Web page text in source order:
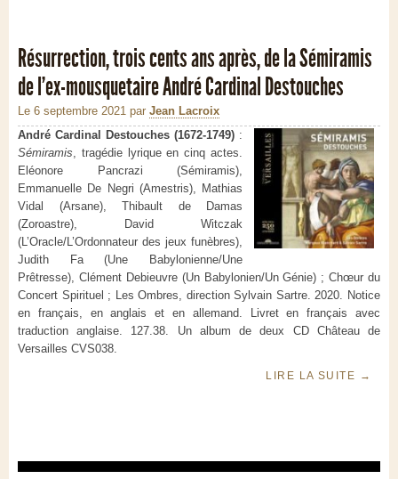
Résurrection, trois cents ans après, de la Sémiramis
de l’ex-mousquetaire André Cardinal Destouches
Le 6 septembre 2021 par Jean Lacroix
André Cardinal Destouches (1672-1749) :
Sémiramis, tragédie lyrique en cinq actes.
Eléonore Pancrazi (Sémiramis),
Emmanuelle De Negri (Amestris), Mathias
Vidal (Arsane), Thibault de Damas
(Zoroastre), David Witczak
(L’Oracle/L’Ordonnateur des jeux funèbres),
Judith Fa (Une Babylonienne/Une
Prêtresse), Clément Debieuvre (Un Babylonien/Un Génie) ; Chœur du
Concert Spirituel ; Les Ombres, direction Sylvain Sartre. 2020. Notice
en français, en anglais et en allemand. Livret en français avec
traduction anglaise. 127.38. Un album de deux CD Château de
Versailles CVS038.
LIRE LA SUITE →